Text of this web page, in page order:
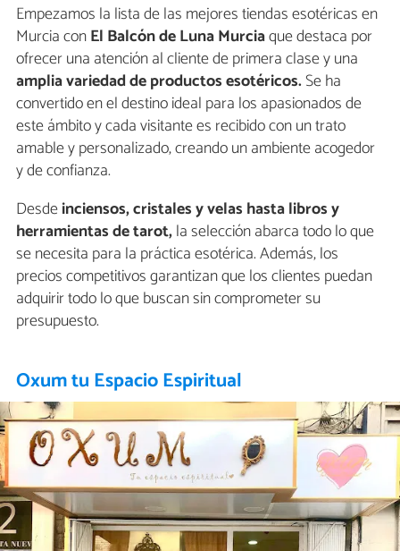
Empezamos la lista de las mejores tiendas esotéricas en
Murcia conEl Balcón de Luna Murciaque destaca por
ofrecer una atención al cliente de primera clase y una
amplia variedad de productos esotéricos.Se ha
convertido en el destino ideal para los apasionados de
este ámbito y cada visitante es recibido con un trato
amable y personalizado, creando un ambiente acogedor
y de confianza.
Desdeinciensos, cristales y velas hasta libros y
herramientas de tarot,la selección abarca todo lo que
se necesita para la práctica esotérica. Además, los
precios competitivos garantizan que los clientes puedan
adquirir todo lo que buscan sin comprometer su
presupuesto.
Oxum tu Espacio Espiritual